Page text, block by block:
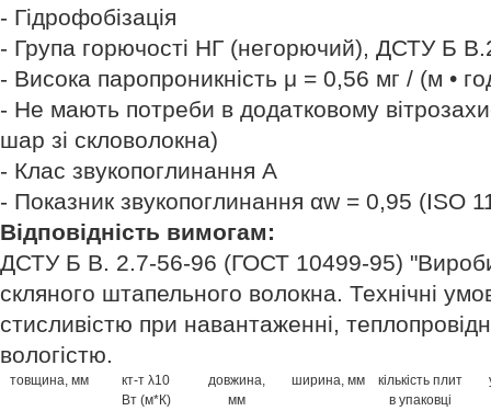
- Гідрофобізація
- Група горючості НГ (негорючий), ДСТУ Б
- Висока паропроникність μ = 0,56 мг / (м •
- Не мають потреби в додатковому
шар зі скловолокна)
- Клас звукопоглинання A
- Показник звукопоглинання αw = 0,95 (ISO
Відповідність вимогам:
ДСТУ Б В. 2.7-56-96 (ГОСТ 10499-95) "Вироби
скляного штапельного волокна. Технічні
стисливістю при навантаженні,
вологістю.
товщина, мм
кт-т λ10
Вт (м*К)
довжина,
мм
ширина, мм
кількість плит
в упаковці